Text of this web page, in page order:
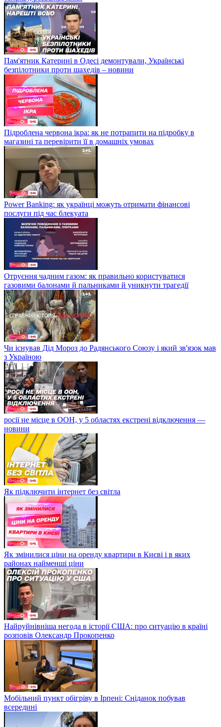
Пам'ятник Катерині в Одесі демонтували, Українські
безпілотники проти шахедів – новини
Підроблена червона ікра: як не потрапити на підробку в
магазині та перевірити її в домашніх умовах
Power Banking: як українці можуть отримати фінансові
послуги під час блекуата
Отруєння чадним газом: як правильно користуватися
газовими балонами й пальниками й уникнути трагедії
Чи існував Дід Мороз до Радянського Союзу і який зв'язок мав
з Україною
росії не місце в ООН, у 5 областях екстрені відключення —
новини
Як підключити інтернет без світла
Як змінилися ціни на оренду квартири в Києві і в яких
районах найменші ціни
Найруйнівніша негода в історії США: про ситуацію в країні
розповів Олександр Прокопенко
Мобільний пункт обігріву в Ірпені: Сніданок побував
всередині